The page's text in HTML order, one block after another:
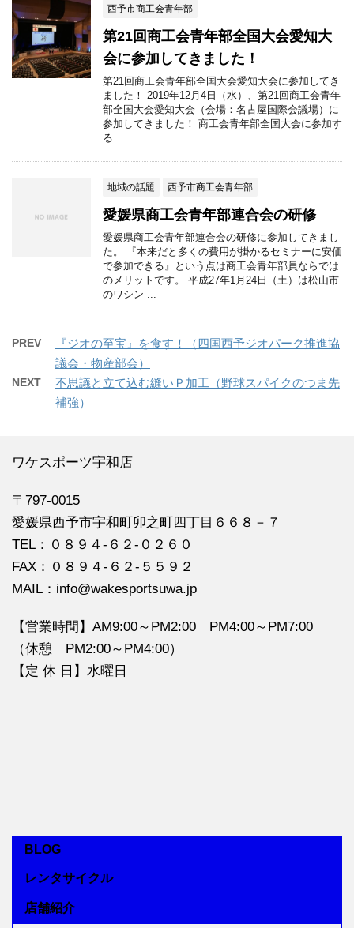
西予市商工会青年部
第21回商工会青年部全国大会愛知大
会に参加してきました！
第21回商工会青年部全国大会愛知大会に参加してき
ました！ 2019年12月4日（水）、第21回商工会青年
部全国大会愛知大会（会場：名古屋国際会議場）に
参加してきました！ 商工会青年部全国大会に参加す
る ...
地域の話題 西予市商工会青年部
愛媛県商工会青年部連合会の研修
愛媛県商工会青年部連合会の研修に参加してきまし
た。 『本来だと多くの費用が掛かるセミナーに安価
で参加できる』という点は商工会青年部員ならでは
のメリットです。 平成27年1月24日（土）は松山市
のワシン ...
PREV
『ジオの至宝』を食す！（四国西予ジオパーク推進協
議会・物産部会）
NEXT
不思議と立て込む縫いＰ加工（野球スパイクのつま先
補強）
ワケスポーツ宇和店
〒797-0015
愛媛県西予市宇和町卯之町四丁目６６８－７
TEL：０８９４‐６２‐０２６０
FAX：０８９４‐６２‐５５９２
MAIL：info@wakesportsuwa.jp
【営業時間】AM9:00～PM2:00 PM4:00～PM7:00
（休憩 PM2:00～PM4:00）
【定 休 日】水曜日
BLOG
レンタサイクル
店舗紹介